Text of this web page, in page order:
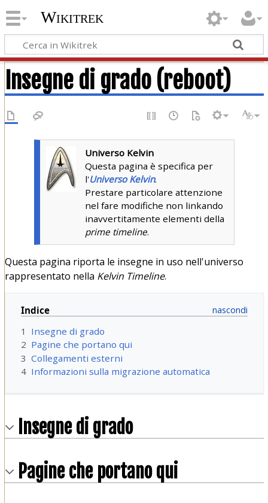
Wikitrek
Insegne di grado (reboot)
Universo Kelvin
Questa pagina è specifica per
l'Universo Kelvin.
Prestare particolare attenzione
nel fare modifiche non linkando
inavvertitamente elementi della
prime timeline.
Questa pagina riporta le insegne in uso nell'universo
rappresentato nella Kelvin Timeline.
Indice
1
Insegne di grado
2 Pagine che portano qui
3 Collegamenti esterni
4 Informazioni sulla migrazione automatica
Insegne di grado
Pagine che portano qui